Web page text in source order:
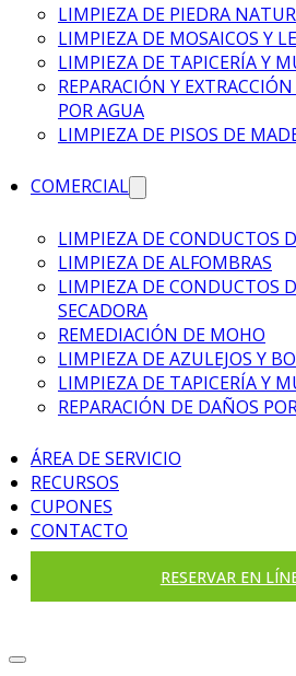
LIMPIEZA DE PIEDRA
LIMPIEZA DE MOSAICOS Y
LIMPIEZA DE TAPICERÍA Y
REPARACIÓN Y
POR AGUA
LIMPIEZA DE PISOS DE
COMERCIAL
LIMPIEZA DE CONDUCTOS
LIMPIEZA DE ALFOMBRAS
LIMPIEZA DE CONDUCTOS
SECADORA
REMEDIACIÓN DE MOHO
LIMPIEZA DE AZULEJOS Y
LIMPIEZA DE TAPICERÍA Y
REPARACIÓN DE DAÑOS
ÁREA DE SERVICIO
RECURSOS
CUPONES
CONTACTO
RESERVAR EN